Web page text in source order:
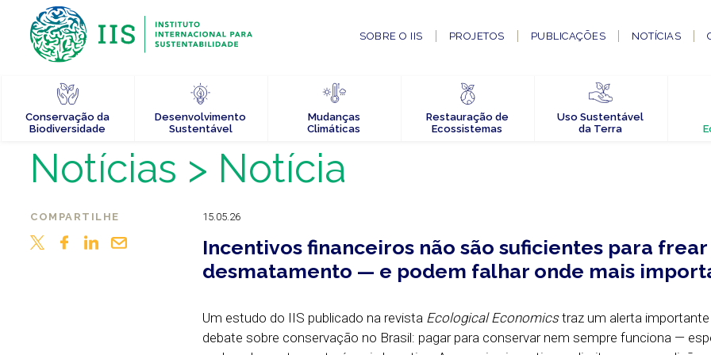
SOBRE O IIS PROJETOS PUBLICAÇÕES NOTÍCIAS
Conservação da
Biodiversidade
Desenvolvimento
Sustentável
Mudanças
Climáticas
Restauração de
Ecossistemas
Uso Sustentável
da Terra
Notícias > Notícia
COMPARTILHE 15.05.26
Incentivos financeiros não são suficientes para frear
desmatamento — e podem falhar onde mais
Um estudo do IIS publicado na revista Ecological Economicstraz um alerta importante
debate sobre conservação no Brasil: pagar para conservar nem sempre funciona —